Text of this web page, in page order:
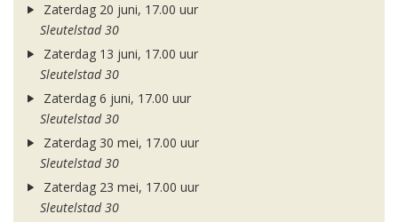
Zaterdag 20 juni, 17.00 uur
Sleutelstad 30
Zaterdag 13 juni, 17.00 uur
Sleutelstad 30
Zaterdag 6 juni, 17.00 uur
Sleutelstad 30
Zaterdag 30 mei, 17.00 uur
Sleutelstad 30
Zaterdag 23 mei, 17.00 uur
Sleutelstad 30